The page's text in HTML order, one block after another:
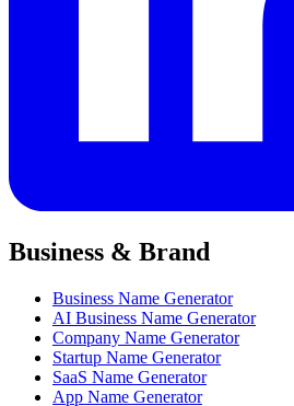
Business & Brand
Business Name Generator
AI Business Name Generator
Company Name Generator
Startup Name Generator
SaaS Name Generator
App Name Generator